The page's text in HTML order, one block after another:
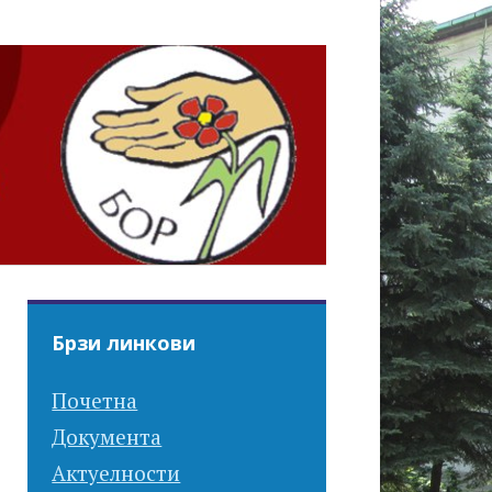
Брзи линкови
Почетна
Документа
Актуелности